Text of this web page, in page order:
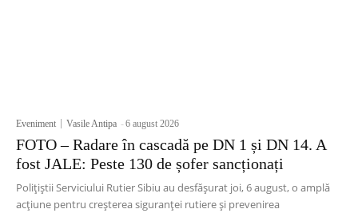
Eveniment Vasile Antipa -6 august 2026
FOTO – Radare în cascadă pe DN 1 și DN 14. A
fost JALE: Peste 130 de șofer sancționați
Polițiștii Serviciului Rutier Sibiu au desfășurat joi, 6 august, o amplă
acțiune pentru creșterea siguranței rutiere și prevenirea